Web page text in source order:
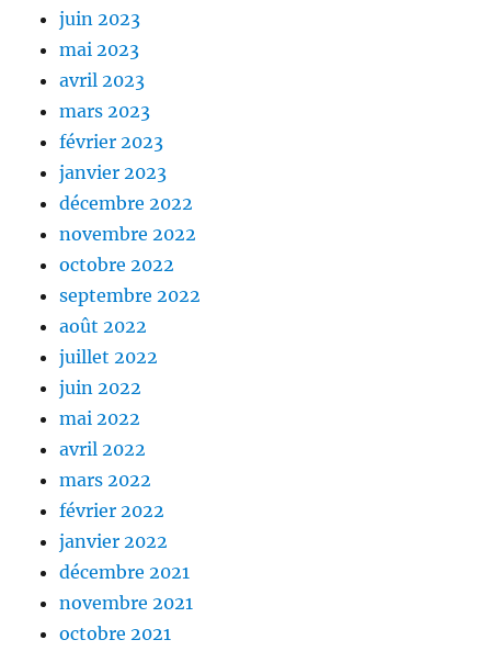
juin 2023
mai 2023
avril 2023
mars 2023
février 2023
janvier 2023
décembre 2022
novembre 2022
octobre 2022
septembre 2022
août 2022
juillet 2022
juin 2022
mai 2022
avril 2022
mars 2022
février 2022
janvier 2022
décembre 2021
novembre 2021
octobre 2021